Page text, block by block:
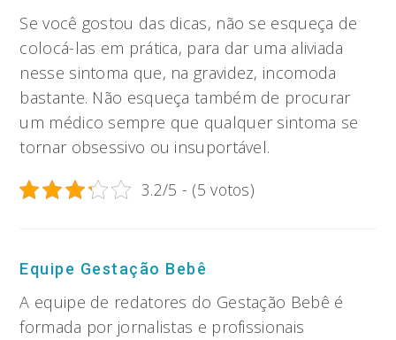
Se você gostou das dicas, não se esqueça de
colocá-las em prática, para dar uma aliviada
nesse sintoma que, na gravidez, incomoda
bastante. Não esqueça também de procurar
um médico sempre que qualquer sintoma se
tornar obsessivo ou insuportável.
3.2/5 - (5 votos)
Equipe Gestação Bebê
A equipe de redatores do Gestação Bebê é
formada por jornalistas e profissionais